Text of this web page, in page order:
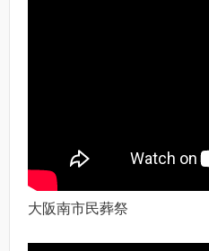
大阪南市民葬祭